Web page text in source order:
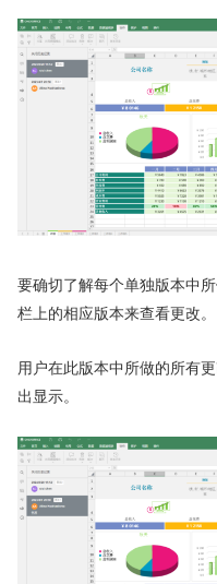
要确切了解每个单独版本中
栏上的相应版本来查看更改。
用户在此版本中所做的所有
出显示。